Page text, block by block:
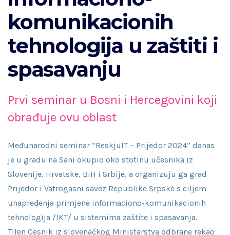
komunikacionih
tehnologija u zaštiti i
spasavanju
Prvi seminar u Bosni i Hercegovini koji
obrađuje ovu oblast
Međunarodni seminar “ReskjuIT – Prijedor 2024” danas
je u gradu na Sani okupio oko stotinu učesnika iz
Slovenije, Hrvatske, BiH i Srbije, a organizuju ga grad
Prijedor i Vatrogasni savez Republike Srpske s ciljem
unapređenja primjene informaciono-komunikacionih
tehnologija /IKT/ u sistemima zaštite i spasavanja.
Tilen Cesnik iz slovenačkog Ministarstva odbrane rekao